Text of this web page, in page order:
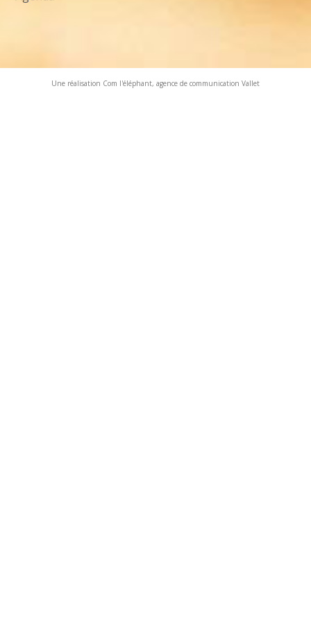
Une réalisation Com l'éléphant, agence de communication Vallet